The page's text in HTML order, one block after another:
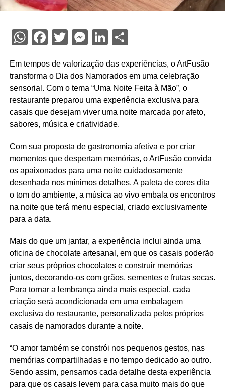
WhatsApp
Facebook
Twitter
Messenger
LinkedIn
Share
Em tempos de valorização das experiências, o ArtFusão
transforma o Dia dos Namorados em uma celebração
sensorial. Com o tema “Uma Noite Feita à Mão”, o
restaurante preparou uma experiência exclusiva para
casais que desejam viver uma noite marcada por afeto,
sabores, música e criatividade.
Com sua proposta de gastronomia afetiva e por criar
momentos que despertam memórias, o ArtFusão convida
os apaixonados para uma noite cuidadosamente
desenhada nos mínimos detalhes. A paleta de cores dita
o tom do ambiente, a música ao vivo embala os encontros
na noite que terá menu especial, criado exclusivamente
para a data.
Mais do que um jantar, a experiência inclui ainda uma
oficina de chocolate artesanal, em que os casais poderão
criar seus próprios chocolates e construir memórias
juntos, decorando-os com grãos, sementes e frutas secas.
Para tornar a lembrança ainda mais especial, cada
criação será acondicionada em uma embalagem
exclusiva do restaurante, personalizada pelos próprios
casais de namorados durante a noite.
“O amor também se constrói nos pequenos gestos, nas
memórias compartilhadas e no tempo dedicado ao outro.
Sendo assim, pensamos cada detalhe desta experiência
para que os casais levem para casa muito mais do que